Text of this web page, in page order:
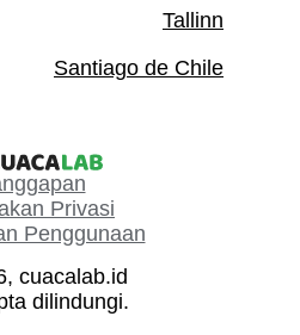
Tallinn
Santiago de Chile
Privasi
Penggunaan
cuacalab.id
dilindungi.